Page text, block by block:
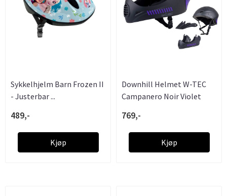
Sykkelhjelm Barn Frozen II
- Justerbar ...
489,-
Kjøp
Downhill Helmet W-TEC
Campanero Noir Violet
769,-
Kjøp